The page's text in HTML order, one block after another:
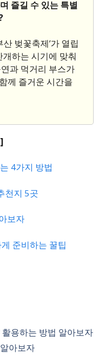
즐길 수 있는 특별
벚꽃축제’가 열립
하는 시기에 맞춰
과 먹거리 부스가
께 즐거운 시간을
4가지 방법
천지 5곳
보자
준비하는 꿀팁
용하는 방법 알아보자
아보자